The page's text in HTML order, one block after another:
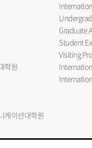
학원
케이션대학원
Graduate
Student
Visiting